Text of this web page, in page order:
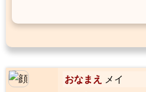
おなまえ メイ